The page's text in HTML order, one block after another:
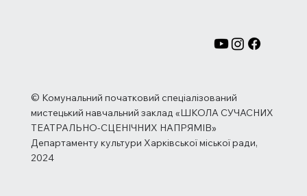
© Комунальний початковий спеціалізований
мистецький навчальний заклад «ШКОЛА СУЧАСНИХ
ТЕАТРАЛЬНО-СЦЕНІЧНИХ НАПРЯМІВ»
Департаменту культури Харківської міської ради,
2024